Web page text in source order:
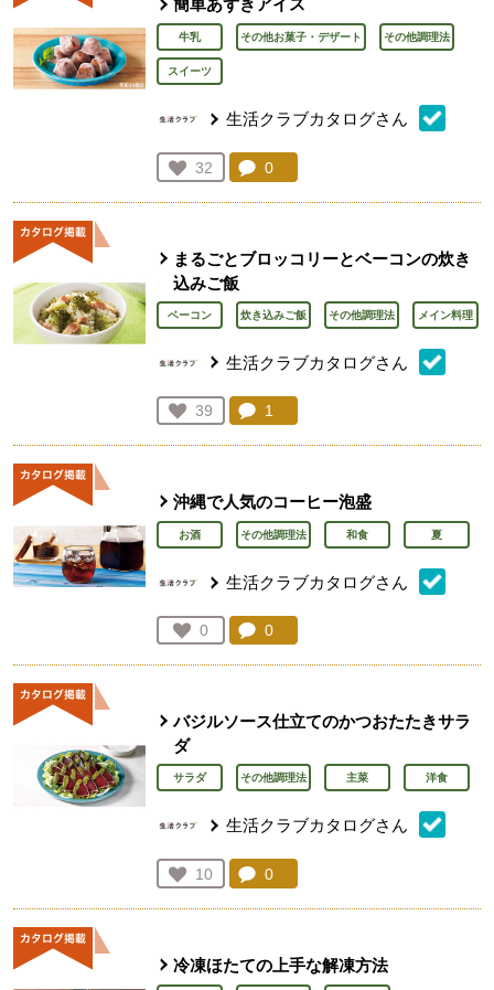
簡単あずきアイス
牛乳 その他お菓子・デザート その他調理法
スイーツ
生活クラブカタログさん
お気に入り登録：
32
人が登録
コメント：
0
まるごとブロッコリーとベーコンの炊き
込みご飯
ベーコン 炊き込みご飯 その他調理法 メイン料理
生活クラブカタログさん
お気に入り登録：
39
人が登録
コメント：
1
沖縄で人気のコーヒー泡盛
お酒 その他調理法 和食 夏
生活クラブカタログさん
お気に入り登録：
0
人が登録
コメント：
0
バジルソース仕立てのかつおたたきサラ
ダ
サラダ その他調理法 主菜 洋食
生活クラブカタログさん
お気に入り登録：
10
人が登録
コメント：
0
冷凍ほたての上手な解凍方法